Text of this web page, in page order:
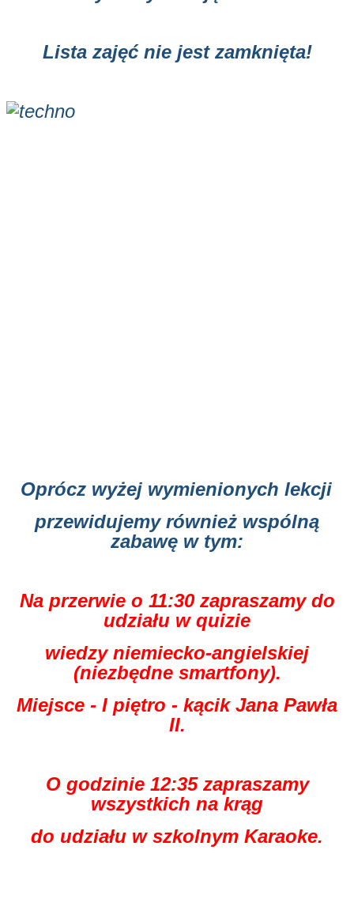
Lista zajęć nie jest zamknięta!
Oprócz wyżej wymienionych lekcji
przewidujemy również wspólną
zabawę w tym:
Na przerwie o 11:30 zapraszamy do
udziału w quizie
wiedzy niemiecko-angielskiej
(niezbędne smartfony).
Miejsce - I piętro - kącik Jana Pawła
II.
O godzinie 12:35 zapraszamy
wszystkich na krąg
do udziału w szkolnym Karaoke.